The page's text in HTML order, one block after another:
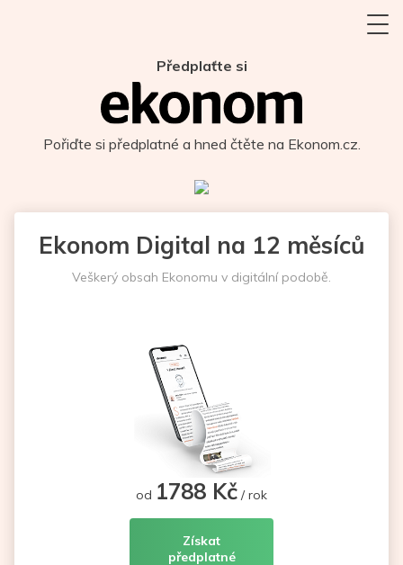
Předplaťte si
Pořiďte si předplatné a hned čtěte na Ekonom.cz.
Ekonom Digital na 12 měsíců
Veškerý obsah Ekonomu v digitální podobě.
od 1788 Kč / rok
Získat
předplatné